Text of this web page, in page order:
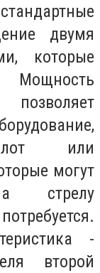
двумя
которые
или
могут
стрелу
-
второй